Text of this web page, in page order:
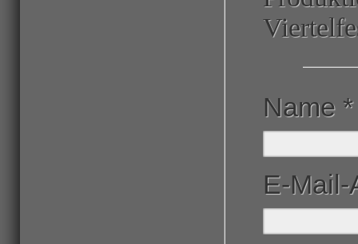
Name *
E-